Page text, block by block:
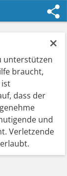
×
unterstützen
braucht,
ist
dass der
und
Verletzende